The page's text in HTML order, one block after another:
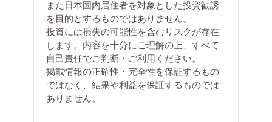
また日本国内居住者を対象とした投資勧誘
を目的とするものではありません。
投資には損失の可能性を含むリスクが存在
します。内容を十分にご理解の上、すべて
自己責任でご判断・ご利用ください。
掲載情報の正確性・完全性を保証するもの
ではなく、結果や利益を保証するものでは
ありません。